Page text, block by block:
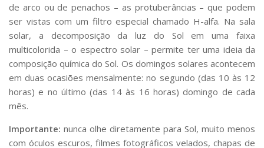
Museus e Espaços Interativos
Serviços
Bibliotecas
Apoio ao Estudante
Segurança, Trânsito e Prevenção
RH, Administrativo e Financeiro
Outros serviços
Comunicação
Assessorias e Mídias
Aplicativos e Sites
de arco ou de penachos – as protuberâncias – que podem
ser vistas com um filtro especial chamado H-alfa. Na sala
solar, a decomposição da luz do Sol em uma faixa
multicolorida – o espectro solar – permite ter uma ideia da
composição química do Sol. Os domingos solares acontecem
em duas ocasiões mensalmente: no segundo (das 10 às 12
horas) e no último (das 14 às 16 horas) domingo de cada
mês.
Importante: nunca olhe diretamente para Sol, muito menos
com óculos escuros, filmes fotográficos velados, chapas de